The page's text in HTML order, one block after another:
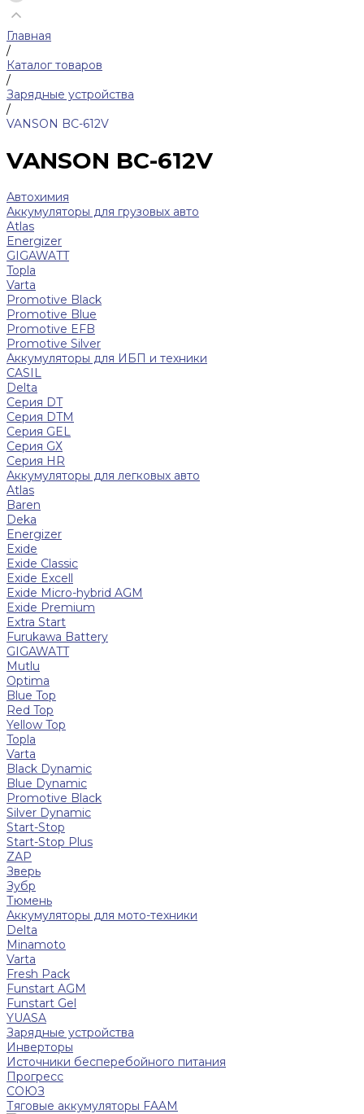
Главная
/
Каталог товаров
/
Зарядные устройства
/
VANSON BC-612V
VANSON BC-612V
Автохимия
Аккумуляторы для грузовых авто
Atlas
Energizer
GIGAWATT
Topla
Varta
Promotive Black
Promotive Blue
Promotive EFB
Promotive Silver
Аккумуляторы для ИБП и техники
CASIL
Delta
Серия DT
Серия DTM
Серия GEL
Серия GХ
Серия HR
Аккумуляторы для легковых авто
Atlas
Baren
Deka
Energizer
Exide
Exide Classic
Exide Excell
Exide Micro-hybrid AGM
Exide Premium
Extra Start
Furukawa Battery
GIGAWATT
Mutlu
Optima
Blue Top
Red Top
Yellow Top
Topla
Varta
Black Dynamic
Blue Dynamic
Promotive Black
Silver Dynamic
Start-Stop
Start-Stop Plus
ZAP
Зверь
Зубр
Тюмень
Аккумуляторы для мото-техники
Delta
Minamoto
Varta
Fresh Pack
Funstart AGM
Funstart Gel
YUASA
Зарядные устройства
Инверторы
Источники бесперебойного питания
Прогресс
СОЮЗ
Тяговые аккумуляторы FAAM